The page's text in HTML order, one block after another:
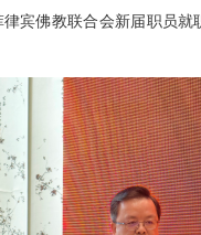
宾佛教联合会新届职员